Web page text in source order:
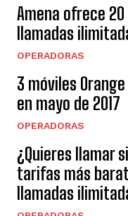
Amena ofrece 20
llamadas
OPERADORAS
3 móviles
en mayo de 2017
OPERADORAS
¿Quieres llamar
tarifas más
llamadas